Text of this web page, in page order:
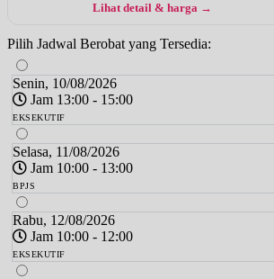
Lihat detail & harga →
Pilih Jadwal Berobat yang Tersedia:
Senin, 10/08/2026
Jam 13:00 - 15:00
EKSEKUTIF
Selasa, 11/08/2026
Jam 10:00 - 13:00
BPJS
Rabu, 12/08/2026
Jam 10:00 - 12:00
EKSEKUTIF